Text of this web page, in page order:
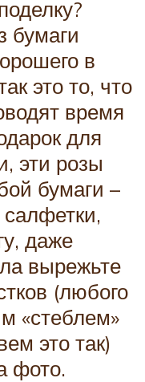
бумаги
в
это то, что
время
для
эти розы
бумаги –
даже
вырежьте
(любого
«стеблем»
это так)
фото.